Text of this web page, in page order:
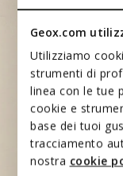
Geox.com
Utilizziamo
strumenti di
linea con le tue
cookie e
base dei tuoi
tracciamento
nostra cookie